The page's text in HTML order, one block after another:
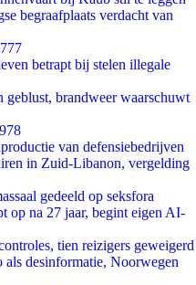
begraafplaats verdacht van
betrapt bij stelen illegale
geblust, brandweer waarschuwt
van defensiebedrijven
in Zuid-Libanon, vergelding
gedeeld op seksfora
op na 27 jaar, begint eigen AI-
tien reizigers geweigerd
desinformatie, Noorwegen